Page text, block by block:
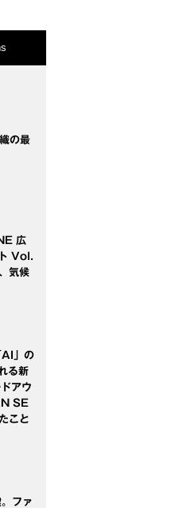
の最
広
Vol.
気候
AI」の
る新
アウ
SE
こと
ファ